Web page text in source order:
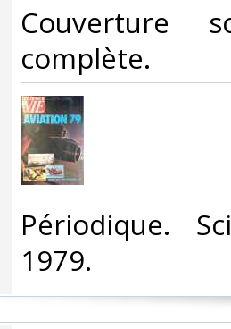
‎Couverture
complète.‎
‎Périodique.
1979.‎